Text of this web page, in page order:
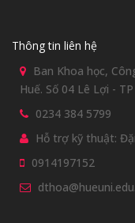
Thông tin liên hệ
Ban Khoa học,
Huế. Số 04 Lê Lợi -
0234 384 5799
Hỗ trợ kỹ thuật:
0914197152